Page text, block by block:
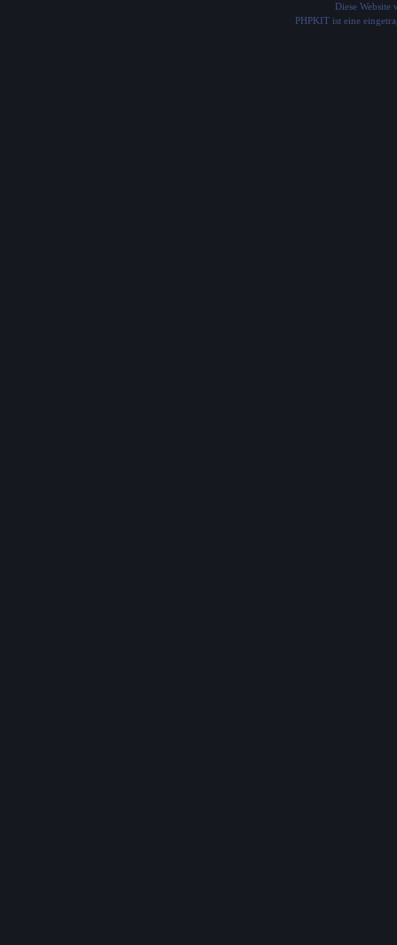
Diese Website
PHPKIT ist eine